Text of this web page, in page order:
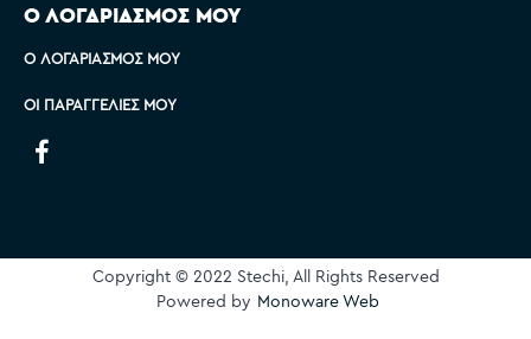
Ο ΛΟΓΑΡΙΑΣΜΟΣ ΜΟΥ
Ο ΛΟΓΑΡΙΑΣΜΌΣ ΜΟΥ
ΟΙ ΠΑΡΑΓΓΕΛΊΕΣ ΜΟΥ
Copyright © 2022 Stechi, All Rights Reserved
Powered by Monoware Web